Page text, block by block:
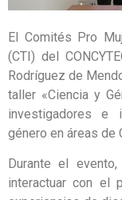
El Comités Pro
(CTI) del
Rodríguez de
taller «Ciencia y
investigadores e
género en áreas de
Durante el
interactuar con el